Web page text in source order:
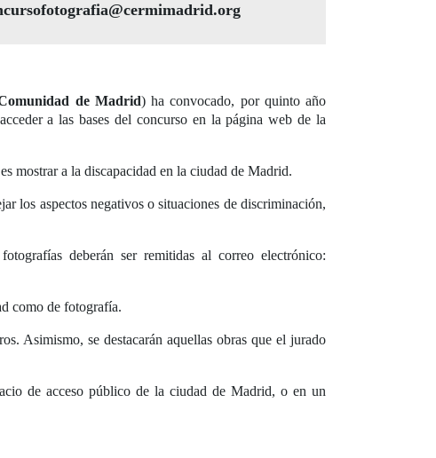
de Madrid) ha convocado, por quinto año
a las bases del concurso en la página web de la
mostrar a la discapacidad en la ciudad de Madrid.
los aspectos negativos o situaciones de discriminación,
deberán ser remitidas al correo electrónico:
como de fotografía.
Asimismo, se destacarán aquellas obras que el jurado
de acceso público de la ciudad de Madrid, o en un